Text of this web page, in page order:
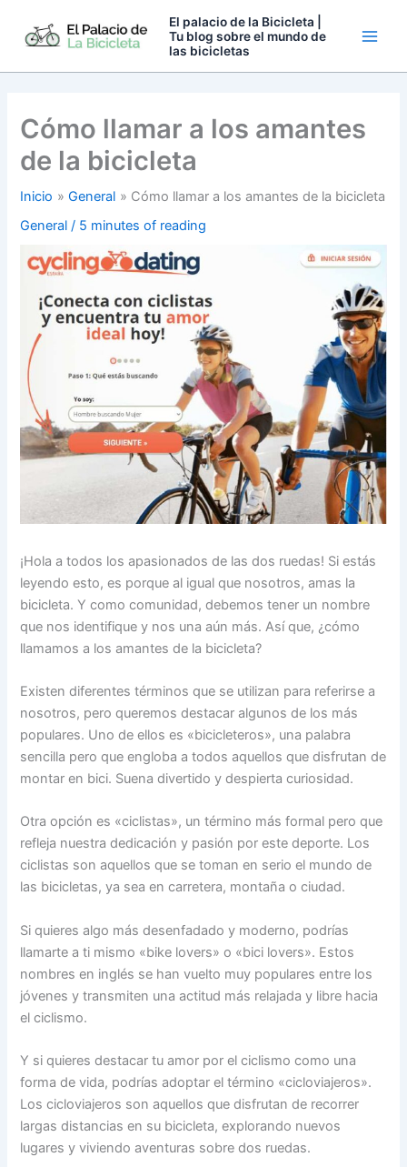
El palacio de la Bicicleta |
Tu blog sobre el mundo de
las bicicletas
Cómo llamar a los amantes
de la bicicleta
Inicio General
Cómo llamar a los amantes de la bicicleta
General / 5 minutes of reading
¡Hola a todos los apasionados de las dos ruedas! Si estás
leyendo esto, es porque al igual que nosotros, amas la
bicicleta. Y como comunidad, debemos tener un nombre
que nos identifique y nos una aún más. Así que, ¿cómo
llamamos a los amantes de la bicicleta?
Existen diferentes términos que se utilizan para referirse a
nosotros, pero queremos destacar algunos de los más
populares. Uno de ellos es «bicicleteros», una palabra
sencilla pero que engloba a todos aquellos que disfrutan de
montar en bici. Suena divertido y despierta curiosidad.
Otra opción es «ciclistas», un término más formal pero que
refleja nuestra dedicación y pasión por este deporte. Los
ciclistas son aquellos que se toman en serio el mundo de
las bicicletas, ya sea en carretera, montaña o ciudad.
Si quieres algo más desenfadado y moderno, podrías
llamarte a ti mismo «bike lovers» o «bici lovers». Estos
nombres en inglés se han vuelto muy populares entre los
jóvenes y transmiten una actitud más relajada y libre hacia
el ciclismo.
Y si quieres destacar tu amor por el ciclismo como una
forma de vida, podrías adoptar el término «cicloviajeros».
Los cicloviajeros son aquellos que disfrutan de recorrer
largas distancias en su bicicleta, explorando nuevos
lugares y viviendo aventuras sobre dos ruedas.